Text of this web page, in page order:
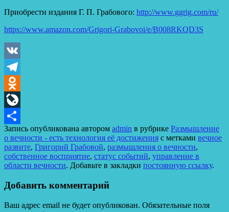
Приобрести издания Г. П. Грабового: http://www.ggrig.com/ru/
https://www.amazon.com/Grigori-Grabovoi/e/B008RKQD3S
VK
Telegram
Odnoklassniki
LiveJournal
Отправить
Запись опубликована автором admin в рубрике Размышление
о вечности - есть технология её достижения с метками вечное
развите, Григорий Грабовой, размышления о вечности,
собственное восприятие, статус событий, управление в
области вечности. Добавьте в закладки постоянную ссылку.
Добавить комментарий
Ваш адрес email не будет опубликован. Обязательные поля